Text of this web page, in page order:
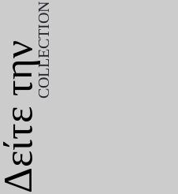
Δείτε τηνCOLLECTION